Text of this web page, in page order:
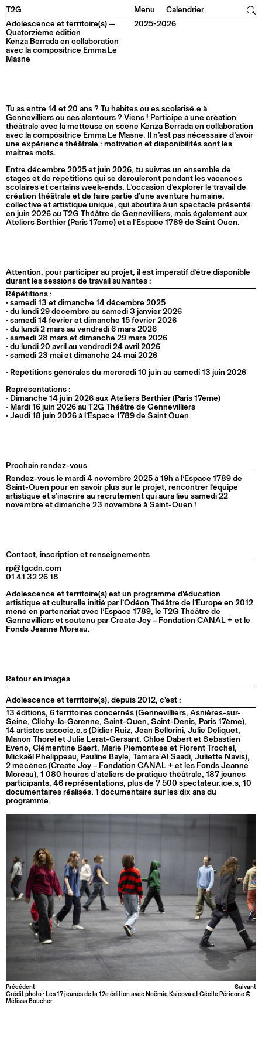
T2G Menu Calendrier
Facebook
Linkedin
Adolescence et territoire(s) —
Quatorzième édition
Kenza Berrada en collaboration
avec la compositrice Emma Le
Masne
2025-2026
Tu as entre 14 et 20 ans ? Tu habites ou es scolarisé.e à
Gennevilliers ou ses alentours ? Viens ! Participe à une création
théâtrale avec la metteuse en scène Kenza Berrada en collaboration
avec la compositrice Emma Le Masne. Il n’est pas nécessaire d’avoir
une expérience théâtrale : motivation et disponibilités sont les
maitres mots.
Entre décembre 2025 et juin 2026, tu suivras un ensemble de
stages et de répétitions qui se dérouleront pendant les vacances
scolaires et certains week-ends. L’occasion d’explorer le travail de
création théâtrale et de faire partie d’une aventure humaine,
collective et artistique unique, qui aboutira à un spectacle présenté
en juin 2026 au T2G Théâtre de Gennevilliers, mais également aux
Ateliers Berthier (Paris 17ème) et à l’Espace 1789 de Saint Ouen.
Attention, pour participer au projet, il est impératif d’être disponible
durant les sessions de travail suivantes :
Répétitions :
• samedi 13 et dimanche 14 décembre 2025
• du lundi 29 décembre au samedi 3 janvier 2026
• samedi 14 février et dimanche 15 février 2026
• du lundi 2 mars au vendredi 6 mars 2026
• samedi 28 mars et dimanche 29 mars 2026
• du lundi 20 avril au vendredi 24 avril 2026
• samedi 23 mai et dimanche 24 mai 2026
• Répétitions générales du mercredi 10 juin au samedi 13 juin 2026
Représentations :
• Dimanche 14 juin 2026 aux Ateliers Berthier (Paris 17ème)
• Mardi 16 juin 2026 au T2G Théâtre de Gennevilliers
• Jeudi 18 juin 2026 à l’Espace 1789 de Saint Ouen
Prochain rendez-vous
Rendez-vous le mardi 4 novembre 2025 à 19h à l’Espace 1789 de
Saint-Ouen pour en savoir plus sur le projet, rencontrer l’équipe
artistique et s’inscrire au recrutement qui aura lieu samedi 22
novembre et dimanche 23 novembre à Saint-Ouen !
Contact, inscription et renseignements
rp@tgcdn.com
01 41 32 26 18
Adolescence et territoire(s) est un programme d’éducation
artistique et culturelle initié par l’Odéon Théâtre de l’Europe en 2012
mené en partenariat avec l’Espace 1789, le T2G Théâtre de
Gennevilliers et soutenu par Create Joy – Fondation CANAL + et le
Fonds Jeanne Moreau.
Retour en images
Adolescence et territoire(s), depuis 2012, c’est :
13 éditions, 6 territoires concernés (Gennevilliers, Asnières-sur-
Seine, Clichy-la-Garenne, Saint-Ouen, Saint-Denis, Paris 17ème),
14 artistes associé.e.s (Didier Ruiz, Jean Bellorini, Julie Deliquet,
Manon Thorel et Julie Lerat-Gersant, Chloé Dabert et Sébastien
Eveno, Clémentine Baert, Marie Piemontese et Florent Trochel,
Mickaël Phelippeau, Pauline Bayle, Tamara Al Saadi, Juliette Navis),
2 mécènes (Create Joy – Fondation CANAL + et les Fonds Jeanne
Moreau), 1 080 heures d’ateliers de pratique théâtrale, 187 jeunes
participants, 46 représentations, plus de 7 500 spectateur.ice.s, 10
documentaires réalisés, 1 documentaire sur les dix ans du
programme.
Précédent
Suivant
Crédit photo : Les 17 jeunes de la 12e édition avec Noëmie Ksicova et Cécile Péricone ©
Mélissa Boucher